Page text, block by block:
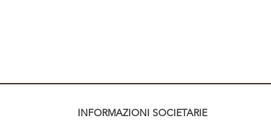
INFORMAZIONI SOCIETARIE